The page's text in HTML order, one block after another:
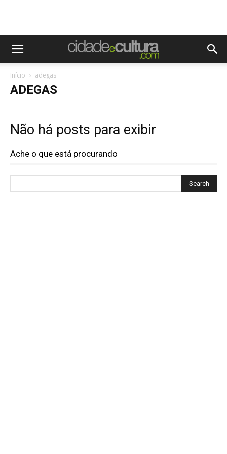
Início adegas
ADEGAS
Não há posts para exibir
Ache o que está procurando